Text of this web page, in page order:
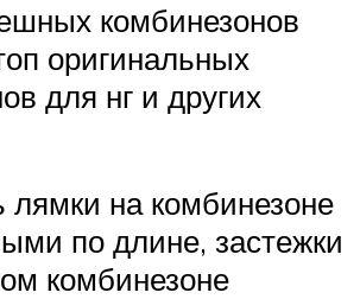
комбинезонов
оригинальных
для нг и других
лямки на комбинезоне
по длине, застежки
комбинезоне